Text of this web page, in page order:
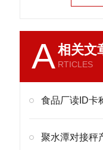
A相关文
RTICLES
食品厂读ID卡
聚水潭对接秤